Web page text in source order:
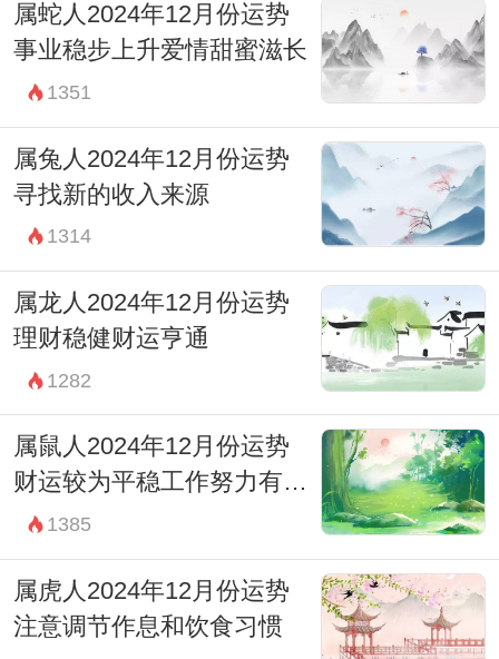
属蛇人2024年12月份运势
事业稳步上升爱情甜蜜滋长
1351
属兔人2024年12月份运势
寻找新的收入来源
1314
属龙人2024年12月份运势
理财稳健财运亨通
1282
属鼠人2024年12月份运势
财运较为平稳工作努力有回
报 1385
属虎人2024年12月份运势
注意调节作息和饮食习惯